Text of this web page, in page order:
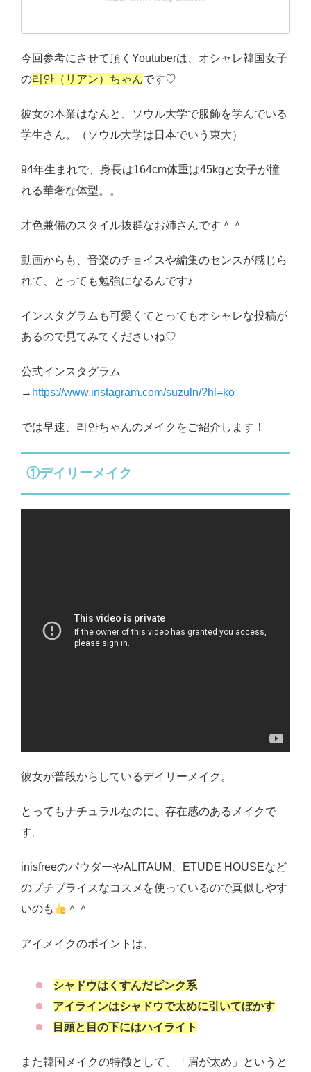
今回参考にさせて頂くYoutuberは、オシャレ韓国女子
の리안（リアン）ちゃんです♡
彼女の本業はなんと、ソウル大学で服飾を学んでいる
学生さん。（ソウル大学は日本でいう東大）
94年生まれで、身長は164cm体重は45kgと女子が憧
れる華奢な体型。。
才色兼備のスタイル抜群なお姉さんです＾＾
動画からも、音楽のチョイスや編集のセンスが感じら
れて、とっても勉強になるんです♪
インスタグラムも可愛くてとってもオシャレな投稿が
あるので見てみてくださいね♡
公式インスタグラム
→ https://www.instagram.com/suzuln/?hl=ko
では早速、리안ちゃんのメイクをご紹介します！
①デイリーメイク
彼女が普段からしているデイリーメイク。
とってもナチュラルなのに、存在感のあるメイクで
す。
inisfreeのパウダーやALITAUM、ETUDE HOUSEなど
のプチプライスなコスメを使っているので真似しやす
いのも
＾＾
アイメイクのポイントは、
シャドウはくすんだピンク系
アイラインはシャドウで太めに引いてぼかす
目頭と目の下にはハイライト
また韓国メイクの特徴として、「眉が太め」というと